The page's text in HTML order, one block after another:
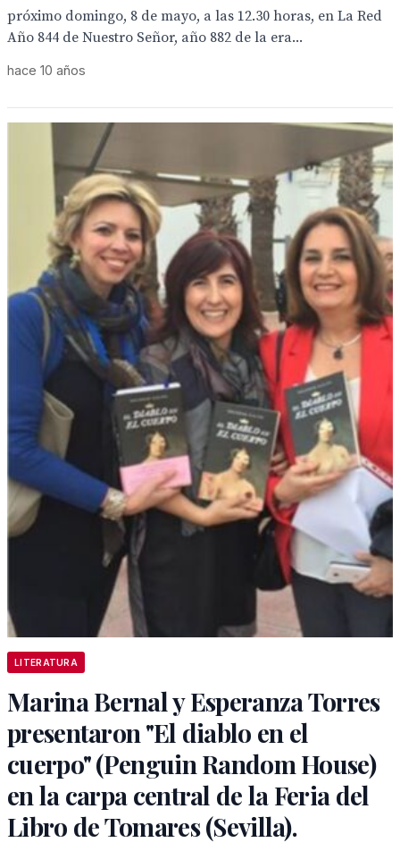
próximo domingo, 8 de mayo, a las 12.30 horas, en La Red
Año 844 de Nuestro Señor, año 882 de la era...
hace 10 años
LITERATURA
Marina Bernal y Esperanza Torres
presentaron "El diablo en el
cuerpo" (Penguin Random House)
en la carpa central de la Feria del
Libro de Tomares (Sevilla).